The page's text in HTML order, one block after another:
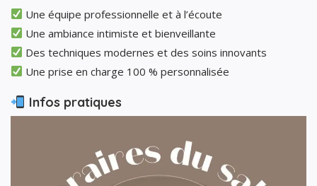
Une équipe professionnelle et à l’écoute
Une ambiance intimiste et bienveillante
Des techniques modernes et des soins innovants
Une prise en charge 100 % personnalisée
Infos pratiques